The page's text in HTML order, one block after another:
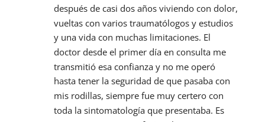
después de casi dos años viviendo con dolor,
vueltas con varios traumatólogos y estudios
y una vida con muchas limitaciones. El
doctor desde el primer día en consulta me
transmitió esa confianza y no me operó
hasta tener la seguridad de que pasaba con
mis rodillas, siempre fue muy certero con
toda la sintomatología que presentaba. Es